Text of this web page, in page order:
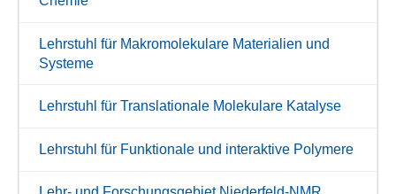
Lehrstuhl für Makromolekulare Materialien und
Systeme
Lehrstuhl für Translationale Molekulare Katalyse
Lehrstuhl für Funktionale und interaktive Polymere